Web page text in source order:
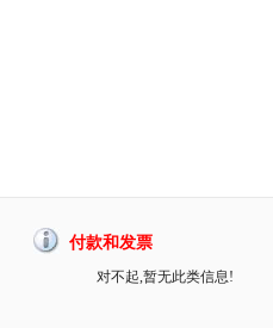
付款和发票
对不起,暂无此类信息!